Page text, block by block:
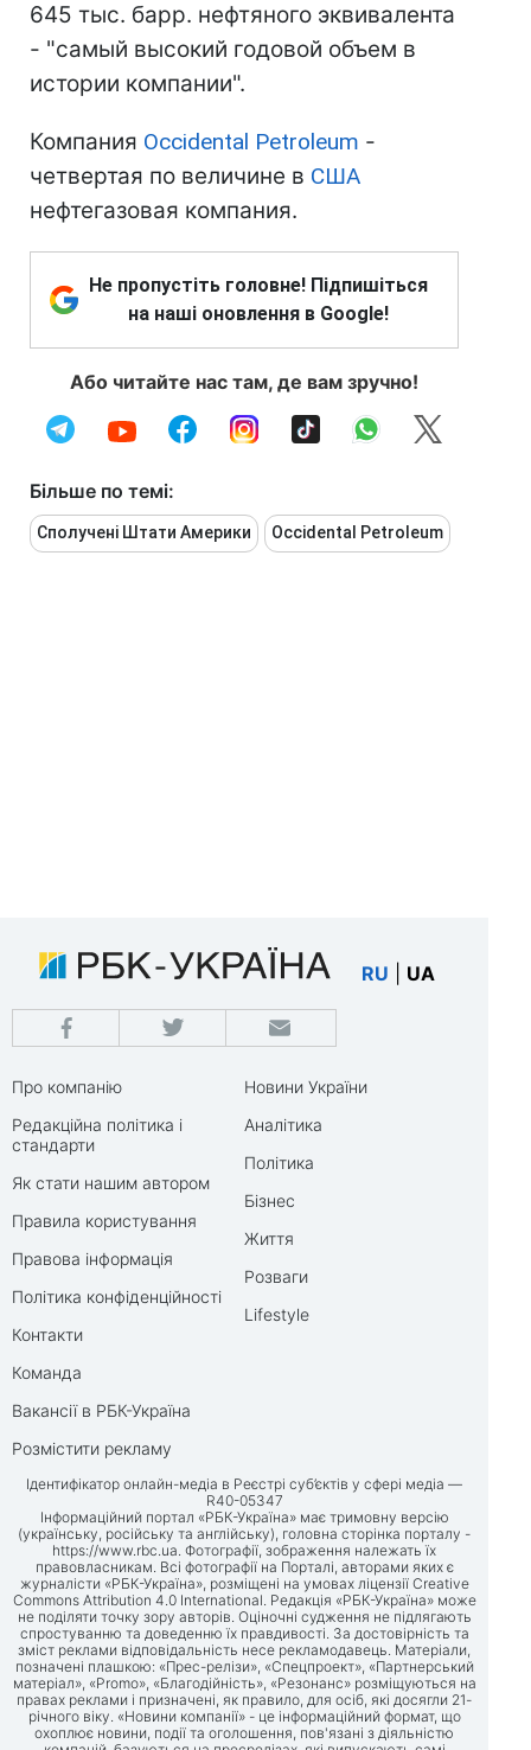
645 тыс. барр. нефтяного эквивалента
- "самый высокий годовой объем в
истории компании".
Компания Occidental Petroleum -
четвертая по величине в США
нефтегазовая компания.
Не пропустіть головне! Підпишіться
на наші оновлення в Google!
Або читайте нас там, де вам зручно!
Більше по темі:
Сполучені Штати Америки Occidental Petroleum
RU UA
Про компанію
Редакційна політика і
стандарти
Як стати нашим автором
Правила користування
Правова інформація
Політика конфіденційності
Контакти
Команда
Вакансії в РБК-Україна
Розмістити рекламу
Новини України
Аналітика
Політика
Бізнес
Життя
Розваги
Lifestyle
Ідентифікатор онлайн-медіа в Реєстрі суб’єктів у сфері медіа —
R40-05347
Інформаційний портал «РБК-Україна» має тримовну версію
(українську, російську та англійську), головна сторінка порталу -
https://www.rbc.ua. Фотографії, зображення належать їх
правовласникам. Всі фотографії на Порталі, авторами яких є
журналісти «РБК-Україна», розміщені на умовах ліцензії Creative
Commons Attribution 4.0 International. Редакція «РБК-Україна» може
не поділяти точку зору авторів. Оціночні судження не підлягають
спростуванню та доведенню їх правдивості. За достовірність та
зміст реклами відповідальність несе рекламодавець. Матеріали,
позначені плашкою: «Прес-релізи», «Спецпроект», «Партнерський
матеріал», «Promo», «Благодійність», «Резонанс» розміщуються на
правах реклами і призначені, як правило, для осіб, які досягли 21-
річного віку. «Новини компанії» - це інформаційний формат, що
охоплює новини, події та оголошення, пов'язані з діяльністю